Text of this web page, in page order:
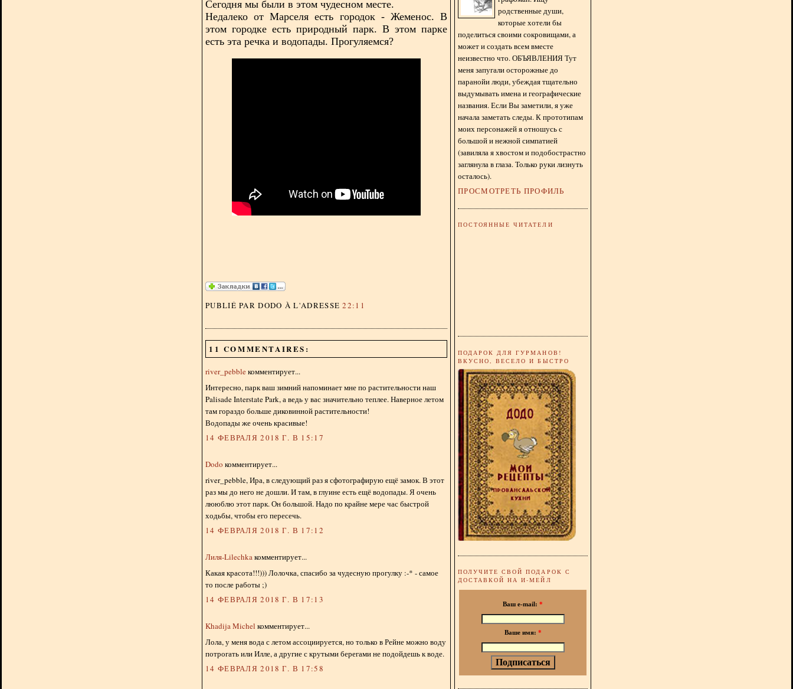
Сегодня мы были в этом чудесном месте.
Недалеко от Марселя есть городок - Жеменос. В
этом городке есть природный парк. В этом парке
есть эта речка и водопады. Прогуляемся?
PUBLIÉ PAR DODO À L'ADRESSE22:11
11 COMMENTAIRES:
river_pebbleкомментирует...
Интересно, парк ваш зимний напоминает мне по растительности наш
Palisade Interstate Park, а ведь у вас значительно теплее. Наверное летом
там гораздо больше диковинной растительности!
Водопады же очень красивые!
14 ФЕВРАЛЯ 2018 Г. В 15:17
Dodo комментирует...
river_pebble, Ира, в следующий раз я сфотографирую ещё замок. В этот
раз мы до него не дошли. И там, в глуине есть ещё водопады. Я очень
лююблю этот парк. Он большой. Надо по крайне мере час быстрой
ходьбы, чтобы его пересечь.
14 ФЕВРАЛЯ 2018 Г. В 17:12
Лиля-Lilechkaкомментирует...
Какая красота!!!))) Лолочка, спасибо за чудесную прогулку :-* - самое
то после работы ;)
14 ФЕВРАЛЯ 2018 Г. В 17:13
Khadija Michel комментирует...
Лола, у меня вода с летом ассоциируется, но только в Рейне можно воду
потрогать или Илле, а другие с крутыми берегами не подойдешь к воде.
14 ФЕВРАЛЯ 2018 Г. В 17:58
родственные души,
которые хотели бы
поделиться своими сокровищами, а
может и создать всем вместе
неизвестно что. ОБЪЯВЛЕНИЯ Тут
меня запугали осторожные до
паранойи люди, убеждая тщательно
выдумывать имена и географические
названия. Если Вы заметили, я уже
начала заметать следы. К прототипам
моих персонажей я отношусь с
большой и нежной симпатией
(завиляла я хвостом и подобострастно
заглянула в глаза. Только руки лизнуть
осталось).
ПРОСМОТРЕТЬ ПРОФИЛЬ
ПОСТОЯННЫЕ ЧИТАТЕЛИ
ПОДАРОК ДЛЯ ГУРМАНОВ!
ВКУСНО, ВЕСЕЛО И БЫСТРО
ПОЛУЧИТЕ СВОЙ ПОДАРОК С
ДОСТАВКОЙ НА И-МЕЙЛ
Ваш e-mail: *
Ваше имя: *